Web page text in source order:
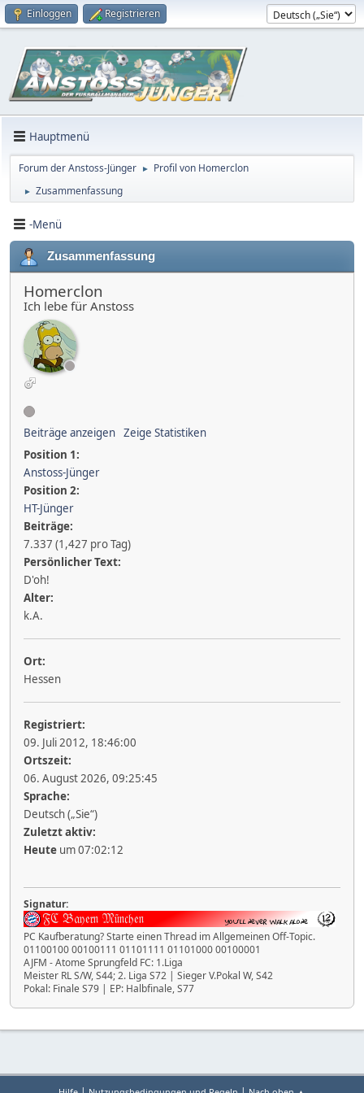
Einloggen Registrieren
Hauptmenü
Forum der Anstoss-Jünger ► Profil von Homerclon
► Zusammenfassung
-Menü
Zusammenfassung
Homerclon
Ich lebe für Anstoss
Beiträge anzeigen Zeige Statistiken
Position 1:
Anstoss-Jünger
Position 2:
HT-Jünger
Beiträge:
7.337 (1,427 pro Tag)
Persönlicher Text:
D'oh!
Alter:
k.A.
Ort:
Hessen
Registriert:
09. Juli 2012, 18:46:00
Ortszeit:
06. August 2026, 09:25:45
Sprache:
Deutsch („Sie“)
Zuletzt aktiv:
Heute um 07:02:12
Signatur:
PC Kaufberatung? Starte einen Thread im Allgemeinen Off-Topic.
01100100 00100111 01101111 01101000 00100001
AJFM - Atome Sprungfeld FC: 1.Liga
Meister RL S/W, S44; 2. Liga S72 | Sieger V.Pokal W, S42
Pokal: Finale S79 | EP: Halbfinale, S77